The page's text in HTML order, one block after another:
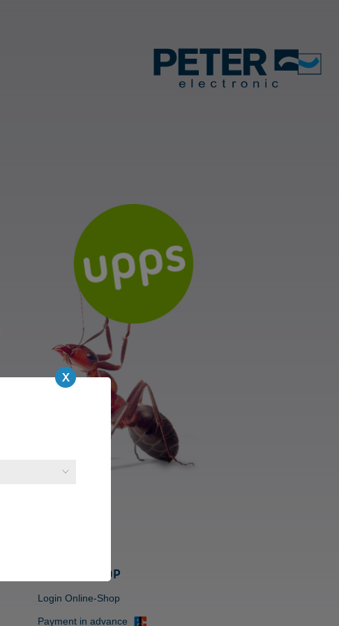
ONLINE-SHOP
Login Online-Shop
Payment in advance